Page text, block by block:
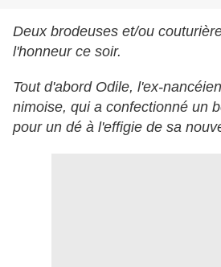
Deux brodeuses et/ou
l'honneur ce soir.
Tout d'abord Odile, l'ex-
nimoise, qui a confectionné un
pour un dé à l'effigie de sa